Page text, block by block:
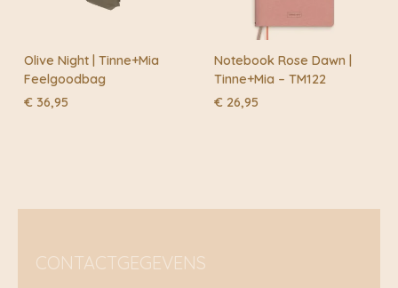
Olive Night | Tinne+Mia
Feelgoodbag
€ 36,95
Notebook Rose Dawn |
Tinne+Mia – TM122
€ 26,95
CONTACTGEGEVENS